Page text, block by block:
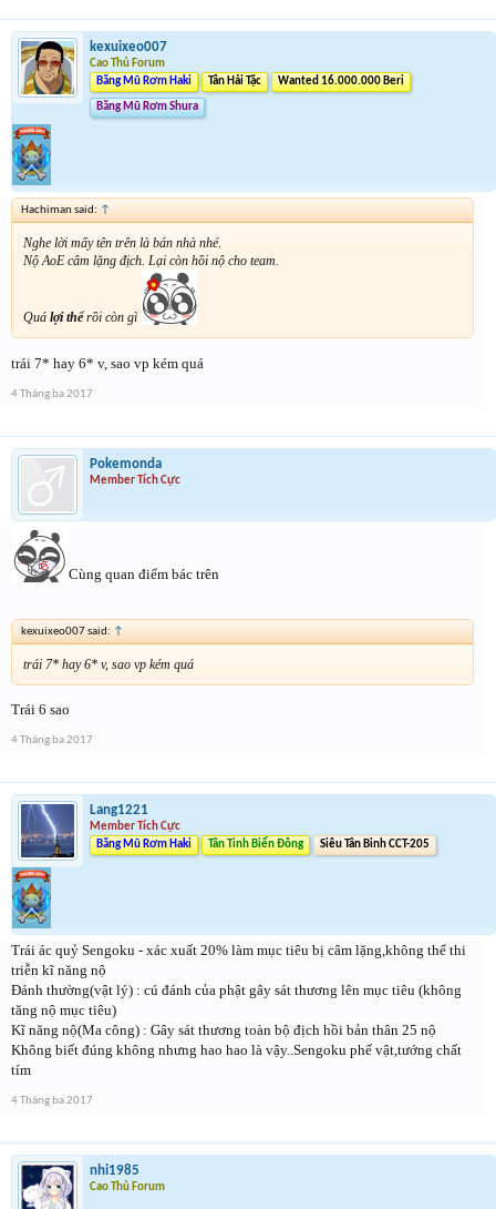
kexuixeo007
Cao Thủ Forum
Băng Mũ Rơm Haki
Tân Hải Tặc Wanted 16.000.000 Beri
Băng Mũ Rơm Shura
Hachiman said: ↑
Nghe lời mấy tên trên là bán nhà nhé.
Nộ AoE câm lặng địch. Lại còn hồi nộ cho team.
Quá lợi thế rồi còn gì
trái 7* hay 6* v, sao vp kém quá
4 Tháng ba 2017
Pokemonda
Member Tích Cực
Cùng quan điểm bác trên
kexuixeo007 said: ↑
trái 7* hay 6* v, sao vp kém quá
Trái 6 sao
4 Tháng ba 2017
Lang1221
Member Tích Cực
Băng Mũ Rơm Haki
Tân Tinh Biển Đông Siêu Tân Binh CCT-205
Trái ác quỷ Sengoku - xác xuất 20% làm mục tiêu bị câm lặng,không thể thi
triễn kĩ năng nộ
Đánh thường(vật lý) : cú đánh của phật gây sát thương lên mục tiêu (không
tăng nộ mục tiêu)
Kĩ năng nộ(Ma công) : Gây sát thương toàn bộ địch hồi bản thân 25 nộ
Không biết đúng không nhưng hao hao là vậy..Sengoku phế vật,tướng chất
tím
4 Tháng ba 2017
nhi1985
Cao Thủ Forum